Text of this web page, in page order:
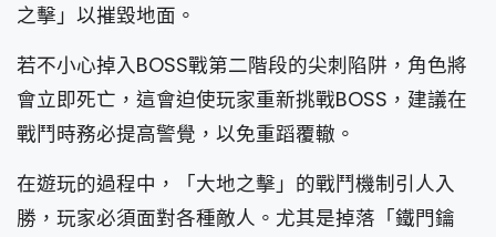
之擊」以摧毀地面。
若不小心掉入BOSS戰第二階段的尖刺陷阱，角色將
會立即死亡，這會迫使玩家重新挑戰BOSS，建議在
戰鬥時務必提高警覺，以免重蹈覆轍。
在遊玩的過程中，「大地之擊」的戰鬥機制引人入
勝，玩家必須面對各種敵人。尤其是掉落「鐵門鑰